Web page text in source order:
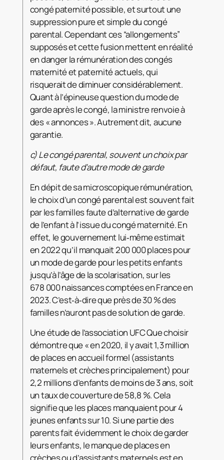
congé paternité possible, et surtout une
suppression pure et simple du congé
parental. Cependant ces “allongements”
supposés et cette fusion mettent en réalité
en danger la rémunération des congés
maternité et paternité actuels, qui
risquerait de diminuer considérablement.
Quant à l’épineuse question du mode de
garde après le congé, la ministre renvoie à
des « annonces ». Autrement dit, aucune
garantie.
c)Le congé parental, souvent un choix par
défaut, faute d’autre mode de garde
En dépit de sa microscopique rémunération,
le choix d’un congé parental est souvent fait
par les familles faute d’alternative de garde
de l’enfant à l’issue du congé maternité. En
effet, le gouvernement lui‑même estimait
en 2022 qu’il manquait 200 000 places pour
un mode de garde pour les petits enfants
jusqu’à l’âge de la scolarisation, sur les
678 000 naissances comptées en France en
2023. C’est‑à‑dire que près de 30 % des
familles n’auront pas de solution de garde.
Une étude de l’association UFC Que choisir
démontre que « en 2020, il y avait 1,3 million
de places en accueil formel (assistants
maternels et crèches principalement) pour
2,2 millions d’enfants de moins de 3 ans, soit
un taux de couverture de 58,8 %. Cela
signifie que les places manquaient pour 4
jeunes enfants sur 10. Si une partie des
parents fait évidemment le choix de garder
leurs enfants, le manque de places en
crèches ou d’assistants maternels est en